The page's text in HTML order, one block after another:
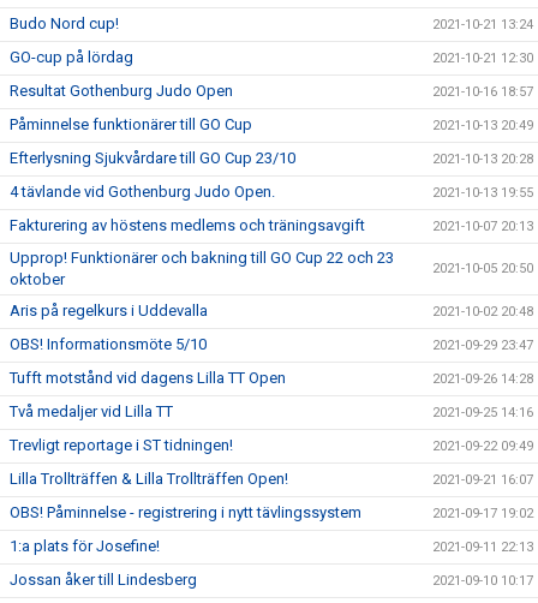
Budo Nord cup! 2021-10-21 13:24
GO-cup på lördag 2021-10-21 12:30
Resultat Gothenburg Judo Open 2021-10-16 18:57
Påminnelse funktionärer till GO Cup 2021-10-13 20:49
Efterlysning Sjukvårdare till GO Cup 23/10 2021-10-13 20:28
4 tävlande vid Gothenburg Judo Open. 2021-10-13 19:55
Fakturering av höstens medlems och träningsavgift 2021-10-07 20:13
Upprop! Funktionärer och bakning till GO Cup 22 och 23
oktober
2021-10-05 20:50
Aris på regelkurs i Uddevalla 2021-10-02 20:48
OBS! Informationsmöte 5/10 2021-09-29 23:47
Tufft motstånd vid dagens Lilla TT Open 2021-09-26 14:28
Två medaljer vid Lilla TT 2021-09-25 14:16
Trevligt reportage i ST tidningen! 2021-09-22 09:49
Lilla Trollträffen & Lilla Trollträffen Open! 2021-09-21 16:07
OBS! Påminnelse - registrering i nytt tävlingssystem 2021-09-17 19:02
1:a plats för Josefine! 2021-09-11 22:13
Jossan åker till Lindesberg 2021-09-10 10:17